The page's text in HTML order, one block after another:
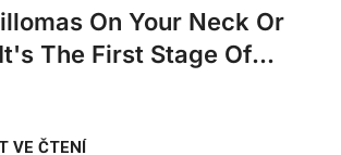
On Your Neck Or
The First Stage Of...